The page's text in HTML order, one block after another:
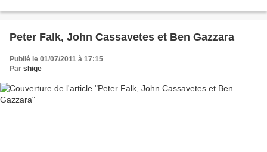
Peter Falk, John Cassavetes et Ben Gazzara
Publié le 01/07/2011 à 17:15
Par shige